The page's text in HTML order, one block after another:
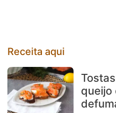
Receita aqui
queijo